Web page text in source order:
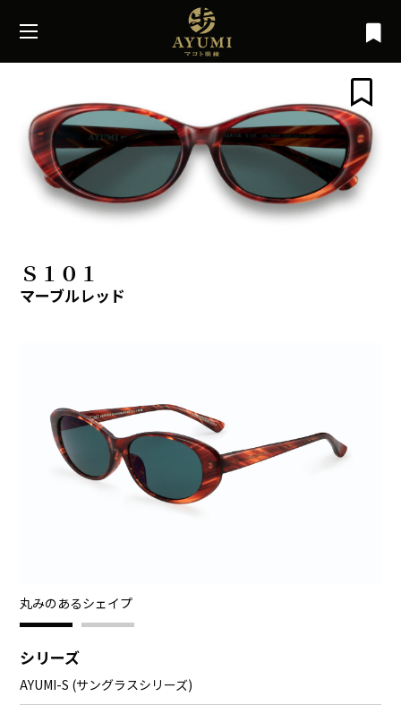
Ｓ１０１
マーブルレッド
丸みのあるシェイプ
1 2
シリーズ
AYUMI-S (サングラスシリーズ)